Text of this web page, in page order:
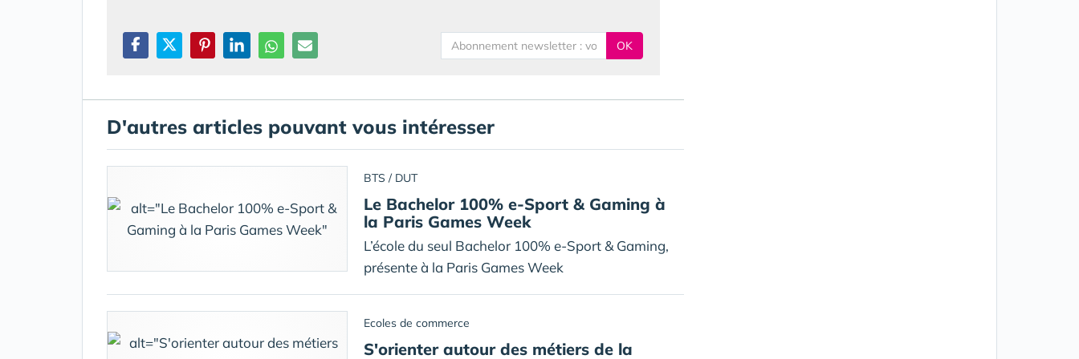
OK
D'autres articles pouvant vous intéresser
BTS / DUT
Le Bachelor 100% e-Sport & Gaming à
la Paris Games Week
L’école du seul Bachelor 100% e-Sport & Gaming,
présente à la Paris Games Week
Ecoles de commerce
S'orienter autour des métiers de la